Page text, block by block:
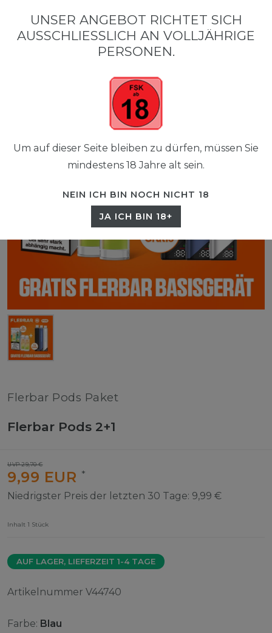
0
0,00 EUR
Flerbar Pods Paket
Flerbar Pods 2+1
UVP 29,70 €
9,99 EUR *
Niedrigster Preis der letzten 30 Tage: 9,99 €
Inhalt 1 Stück
AUF LAGER, LIEFERZEIT 1-4 TAGE
Artikelnummer V44740
Farbe: Blau
UNSER ANGEBOT RICHTET SICH
AUSSCHLIESSLICH AN VOLLJÄHRIGE P
ERSONEN.
Um auf dieser Seite bleiben zu dürfen, müssen Sie
mindestens 18 Jahre alt sein.
NEIN ICH BIN NOCH NICHT 18
JA ICH BIN 18+